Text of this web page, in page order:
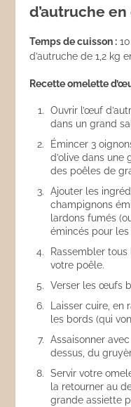
d’autruche
Temps de cuisson :
d’autruche de 1,2 kg
Recette omelette
Ouvrir l’œuf
dans un grand
Émincer 3
d’olive dans une
des poêles de
Ajouter les
champignons
lardons fumés
émincés pour les
Rassembler
votre poêle.
Verser les œufs
Laisser cuire,
les bords (qui
Assaisonner
dessus, du
Servir votre
la retourner au
grande assiette